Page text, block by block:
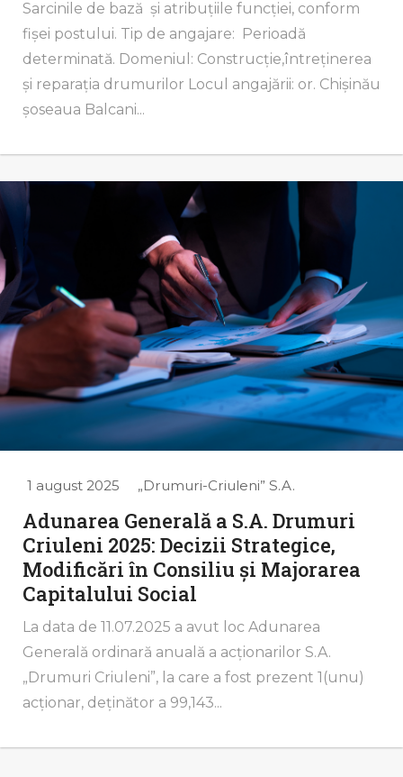
Sarcinile de bază și atribuțiile funcţiei, conform
fişei postului. Tip de angajare: Perioadă
determinată. Domeniul: Construcție,întreținerea
și reparația drumurilor Locul angajării: or. Chișinău
șoseaua Balcani...
1 august 2025 „Drumuri-Criuleni” S.A.
Adunarea Generală a S.A. Drumuri
Criuleni 2025: Decizii Strategice,
Modificări în Consiliu și Majorarea
Capitalului Social
La data de 11.07.2025 a avut loc Adunarea
Generală ordinară anuală a acționarilor S.A.
„Drumuri Criuleni”, la care a fost prezent 1(unu)
acționar, deținător a 99,143...